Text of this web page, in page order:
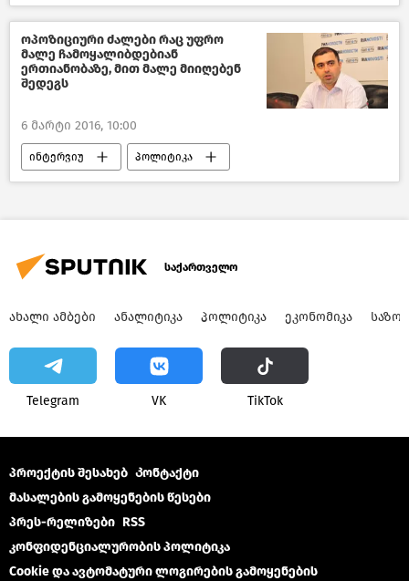
საქართველო
ოპოზიციური ძალები რაც უფრო
მალე ჩამოყალიბდებიან
ერთიანობაზე, მით მალე მიიღებენ
შედეგს
6 მარტი 2016, 10:00
ინტერვიუ პოლიტიკა
საქართველო
საქართველო
ᲐᲮᲐᲚᲘ ᲐᲛᲑᲔᲑᲘ ᲐᲜᲐᲚᲘᲢᲘᲙᲐ ᲞᲝᲚᲘᲢᲘᲙᲐ ᲔᲙᲝᲜᲝᲛᲘᲙᲐ
Telegram VK ТikТоk
პროექტის შესახებ Კონტაქტი
მასალების გამოყენების წესები
პრეს-რელიზები RSS
კონფიდენციალურობის პოლიტიკა
Cookie და ავტომატური ლოგირების გამოყენების